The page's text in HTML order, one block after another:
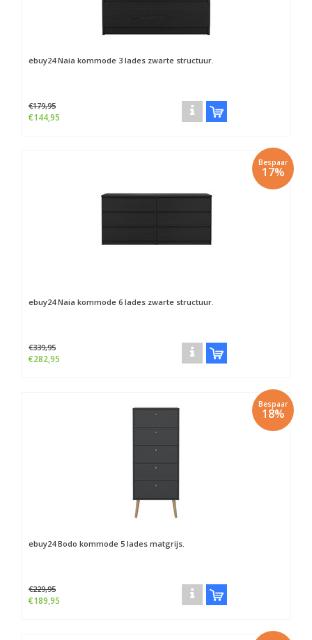
ebuy24Naia kommode 3 lades zwarte structuur.
€179,95
€144,95
Bespaar
17%
ebuy24Naia kommode 6 lades zwarte structuur.
€339,95
€282,95
Bespaar
18%
ebuy24Bodo kommode 5 lades matgrijs.
€229,95
€189,95